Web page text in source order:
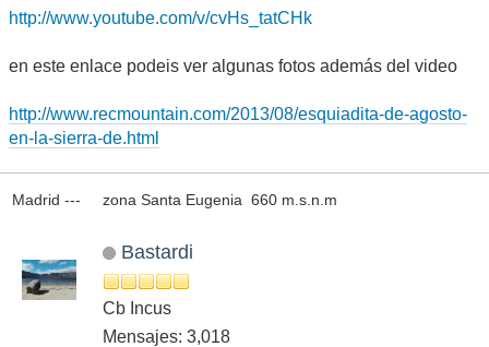
http://www.youtube.com/v/cvHs_tatCHk
en este enlace podeis ver algunas fotos además del video
http://www.recmountain.com/2013/08/esquiadita-de-agosto-
en-la-sierra-de.html
Madrid --- zona Santa Eugenia 660 m.s.n.m
Bastardi
Cb Incus
Mensajes: 3,018